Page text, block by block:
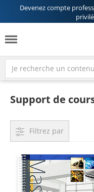
Devenez compte
Support de
Filtrez par